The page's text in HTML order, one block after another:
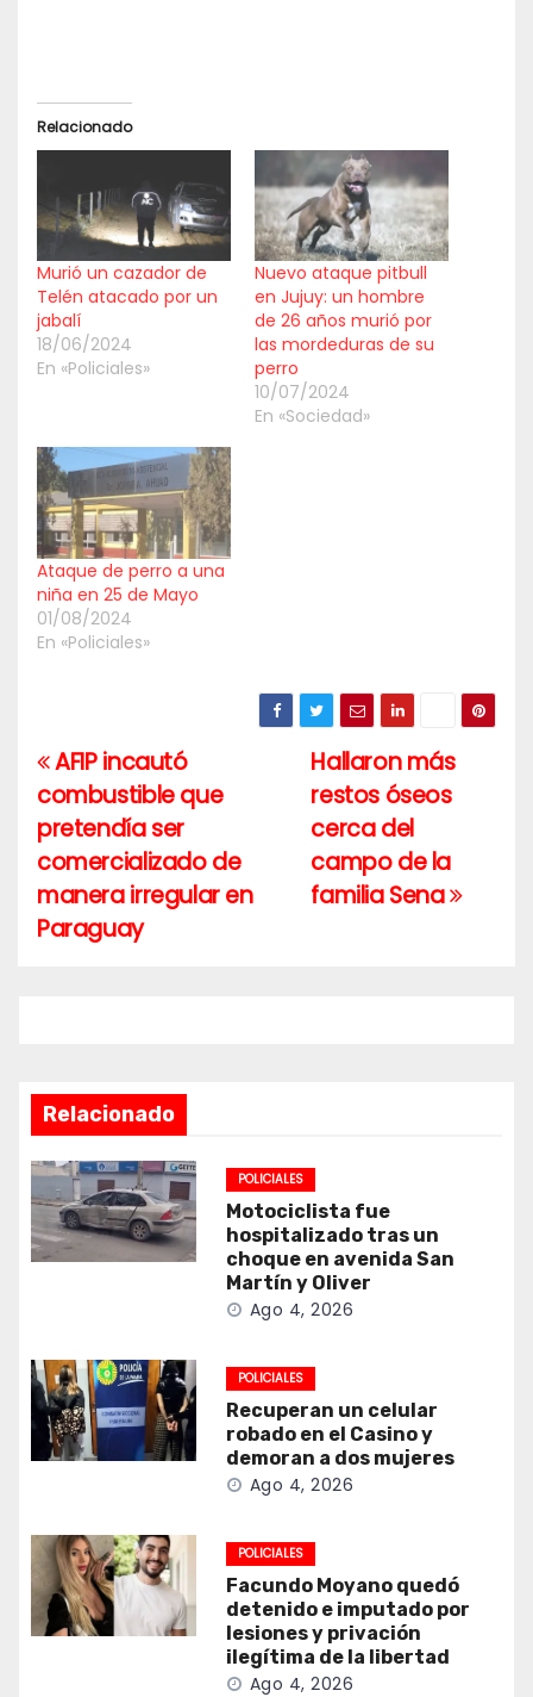
Relacionado
Murió un cazador de
Telén atacado por un
jabalí
18/06/2024
En «Policiales»
Nuevo ataque pitbull
en Jujuy: un hombre
de 26 años murió por
las mordeduras de su
perro
10/07/2024
En «Sociedad»
Ataque de perro a una
niña en 25 de Mayo
01/08/2024
En «Policiales»
Navegación
de
entradas
Hallaron más
restos óseos
cerca del
campo de la
familia Sena
AFIP incautó
combustible que
pretendía ser
comercializado de
manera irregular en
Paraguay
Relacionado
POLICIALES
Motociclista fue
hospitalizado tras un
choque en avenida San
Martín y Oliver
Ago 4, 2026
POLICIALES
Recuperan un celular
robado en el Casino y
demoran a dos mujeres
Ago 4, 2026
POLICIALES
Facundo Moyano quedó
detenido e imputado por
lesiones y privación
ilegítima de la libertad
Ago 4, 2026